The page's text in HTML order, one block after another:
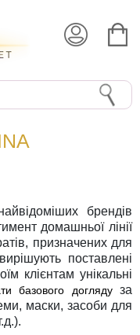
брендів
домашньої лінії
призначених для
поставлені
клієнтам унікальні
базового доглядуза
маски, засоби для